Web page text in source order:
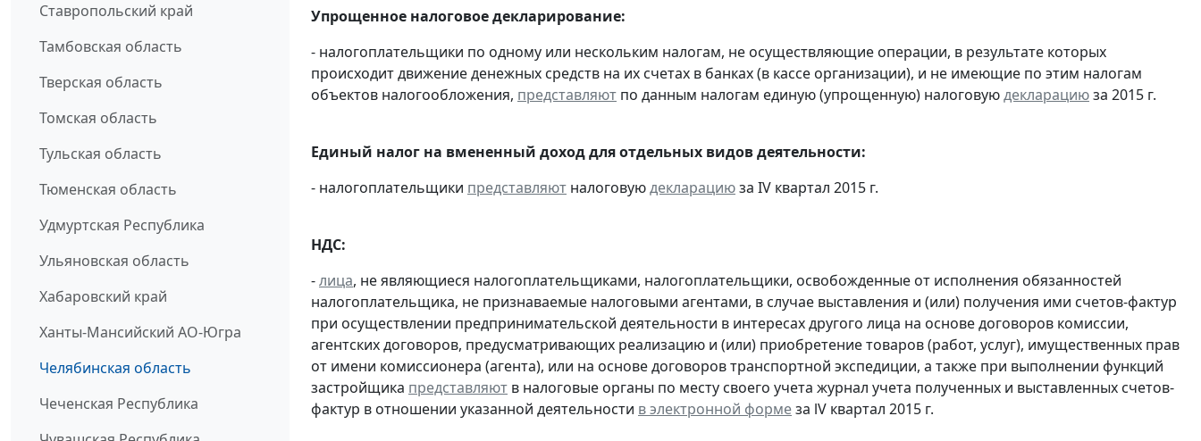
Ставропольский край
Тамбовская область
Тверская область
Томская область
Тульская область
Тюменская область
Удмуртская Республика
Ульяновская область
Хабаровский край
Ханты-Мансийский АО-Югра
Челябинская область
Чеченская Республика
Упрощенное налоговое декларирование:
- налогоплательщики по одному или нескольким налогам, не осуществляющие операции, в результате которых
происходит движение денежных средств на их счетах в банках (в кассе организации), и не имеющие по этим налогам
объектов налогообложения, представляют по данным налогам единую (упрощенную) налоговуюдекларациюза 2015 г.
Единый налог на вмененный доход для отдельных видов деятельности:
- налогоплательщики представляют налоговуюдекларациюза IV квартал 2015 г.
НДС:
-лица, не являющиеся налогоплательщиками, налогоплательщики, освобожденные от исполнения обязанностей
налогоплательщика, не признаваемые налоговыми агентами, в случае выставления и (или) получения ими счетов-фактур
при осуществлении предпринимательской деятельности в интересах другого лица на основе договоров комиссии,
агентских договоров, предусматривающих реализацию и (или) приобретение товаров (работ, услуг), имущественных прав
от имени комиссионера (агента), или на основе договоров транспортной экспедиции, а также при выполнении функций
застройщика представляют в налоговые органы по месту своего учета журнал учета полученных и выставленных счетов-
фактур в отношении указанной деятельности в электронной формеза lV квартал 2015 г.